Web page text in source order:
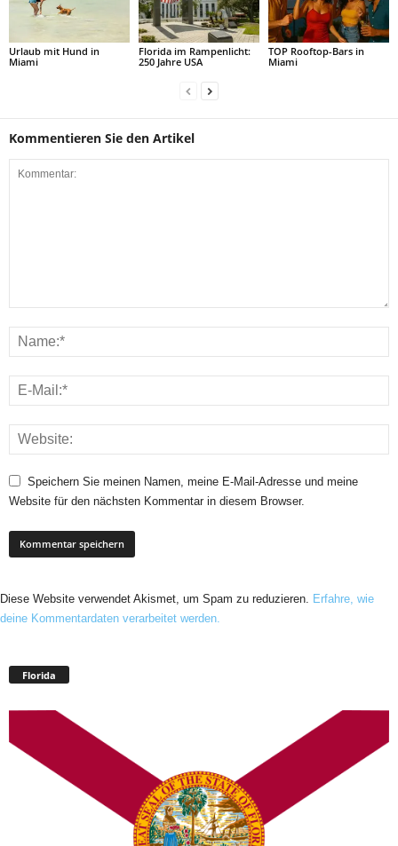
Urlaub mit Hund in
Miami
Florida im Rampenlicht:
250 Jahre USA
TOP Rooftop-Bars in
Miami
Kommentieren Sie den Artikel
Speichern Sie meinen Namen, meine E-Mail-Adresse und meine
Website für den nächsten Kommentar in diesem Browser.
Diese Website verwendet Akismet, um Spam zu reduzieren.
Erfahre, wie
deine Kommentardaten verarbeitet werden.
Florida